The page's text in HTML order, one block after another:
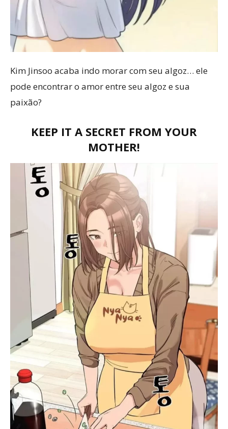
Kim Jinsoo acaba indo morar com seu algoz… ele
pode encontrar o amor entre seu algoz e sua
paixão?
KEEP IT A SECRET FROM YOUR
MOTHER!